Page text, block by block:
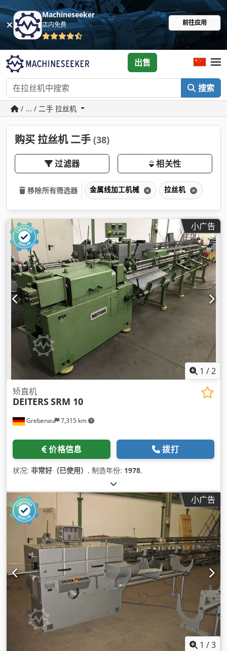
Machineseeker
店内免费 前往应用
搜索
出售
/ ... / 二手 拉丝机
购买 拉丝机 二手 (38)
过滤器 相关性
移除所有筛选器 金属线加工机械 拉丝机
小广告
1 /2
Grebenau 7,315 km
矫直机
DEITERSSRM 10
价格信息 拨打
状况: 非常好（已使用） , 制造年份: 1978,
小广告
1 /3